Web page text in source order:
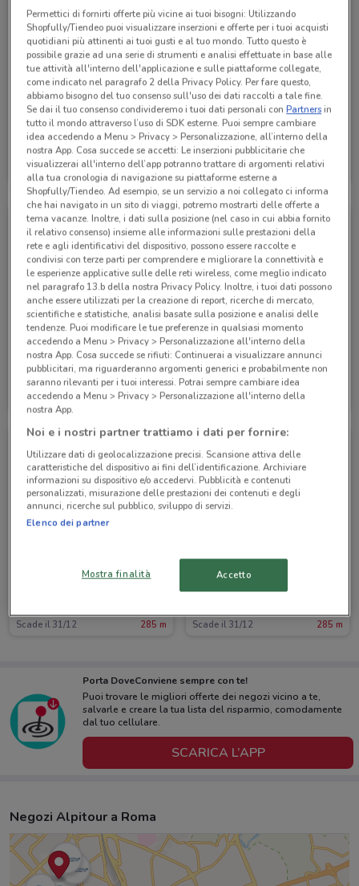
Alpitour
Scade il 31/10 285 m
Alpitour
Scade il 31/10 285 m
Alpitour
Scade il 31/10
Scade il 31/12 285 m Scade il 31/12 285 m
Porta DoveConviene sempre con te!
Puoi trovare le migliori offerte dei negozi vicino a te,
salvarle e creare la tua lista del risparmio, comodamente
dal tuo cellulare.
SCARICA L’APP
Negozi Alpitour a Roma
Permettici di fornirti offerte più vicine ai tuoi bisogni: Utilizzando
Shopfully/Tiendeo puoi visualizzare inserzioni e offerte per i tuoi acquisti
quotidiani più attinenti ai tuoi gusti e al tuo mondo. Tutto questo è
possibile grazie ad una serie di strumenti e analisi effettuate in base alle
tue attività all'interno dell'applicazione e sulle piattaforme collegate,
come indicato nel paragrafo 2 della Privacy Policy. Per fare questo,
abbiamo bisogno del tuo consenso sull'uso dei dati raccolti a tale fine.
Se dai il tuo consenso condivideremo i tuoi dati personali conPartnersin
tutto il mondo attraverso l’uso di SDK esterne. Puoi sempre cambiare
idea accedendo a Menu > Privacy > Personalizzazione, all’interno della
nostra App. Cosa succede se accetti: Le inserzioni pubblicitarie che
visualizzerai all'interno dell’app potranno trattare di argomenti relativi
alla tua cronologia di navigazione su piattaforme esterne a
Shopfully/Tiendeo. Ad esempio, se un servizio a noi collegato ci informa
che hai navigato in un sito di viaggi, potremo mostrarti delle offerte a
tema vacanze. Inoltre, i dati sulla posizione (nel caso in cui abbia fornito
il relativo consenso) insieme alle informazioni sulle prestazioni della
rete e agli identificativi del dispositivo, possono essere raccolte e
condivisi con terze parti per comprendere e migliorare la connettività e
le esperienze applicative sulle delle reti wireless, come meglio indicato
nel paragrafo 13.b della nostra Privacy Policy. Inoltre, i tuoi dati possono
anche essere utilizzati per la creazione di report, ricerche di mercato,
scientifiche e statistiche, analisi basate sulla posizione e analisi delle
tendenze. Puoi modificare le tue preferenze in qualsiasi momento
accedendo a Menu > Privacy > Personalizzazione all'interno della
nostra App. Cosa succede se rifiuti: Continuerai a visualizzare annunci
pubblicitari, ma riguarderanno argomenti generici e probabilmente non
saranno rilevanti per i tuoi interessi. Potrai sempre cambiare idea
accedendo a Menu > Privacy > Personalizzazione all'interno della
nostra App.
Noi e i nostri partner trattiamo i dati per fornire:
Utilizzare dati di geolocalizzazione precisi. Scansione attiva delle
caratteristiche del dispositivo ai fini dell’identificazione. Archiviare
informazioni su dispositivo e/o accedervi. Pubblicità e contenuti
personalizzati, misurazione delle prestazioni dei contenuti e degli
annunci, ricerche sul pubblico, sviluppo di servizi.
Elenco dei partner
Mostra finalità Accetto